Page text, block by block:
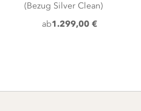
(Bezug Silver Clean)
ab1.299,00 €